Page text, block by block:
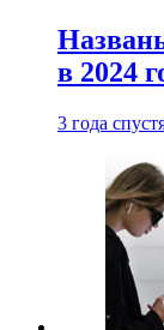
в 2024
3 года